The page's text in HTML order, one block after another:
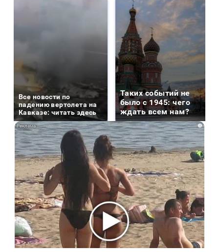
Все новости по
падению вертолета на
Кавказе: читать здесь
Таких событий не
было с 1945: чего
ждать всем нам?
i